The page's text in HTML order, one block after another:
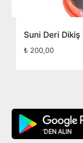
Suni Deri
₺ 200,00